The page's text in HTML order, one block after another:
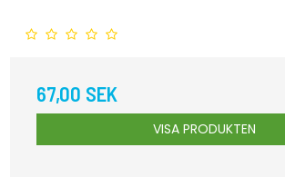
67,00 SEK
VISA PRODUKTEN